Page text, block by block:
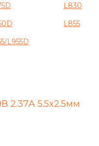
L830
L855
L955D
2.37A 5.5x2.5мм